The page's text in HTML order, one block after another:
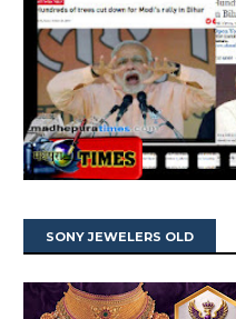
SONY JEWELERS OLD